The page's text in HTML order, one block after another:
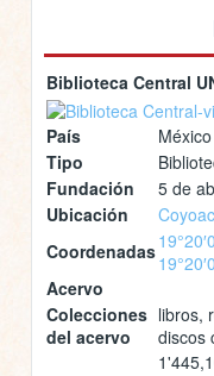
Biblioteca Central
País
México
Tipo
Fundación
5 de
Ubicación
Coordenadas
Acervo
Colecciones
del acervo
libros,
discos